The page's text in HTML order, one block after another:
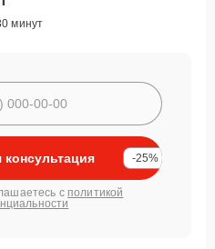
минут
консультация -25%
с политикой